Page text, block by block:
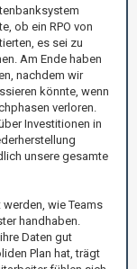
ob ein RPO von
es sei zu
Am Ende haben
nachdem wir
könnte, wenn
verloren.
Investitionen in
unsere gesamte
wie Teams
handhaben.
Daten gut
Plan hat, trägt